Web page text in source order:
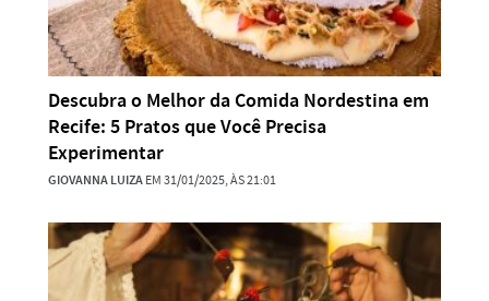
Descubra o Melhor da Comida Nordestina em
Recife: 5 Pratos que Você Precisa
Experimentar
GIOVANNA LUIZAEM 31/01/2025, ÀS 21:01